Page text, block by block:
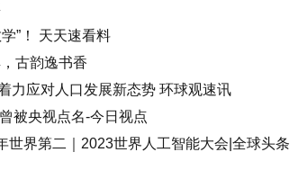
”！ 天天速看料
古韵逸书香
力应对人口发展新态势 环球观速讯
被央视点名-今日视点
世界第二｜2023世界人工智能大会|全球头条